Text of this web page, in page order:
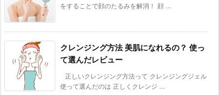
をすることで顔のたるみを解消！ 顔 ...
クレンジング方法 美肌になれるの？ 使っ
て選んだレビュー
正しいクレンジング方法って クレンジングジェル
使って選んだのは 正しくクレンジ ...